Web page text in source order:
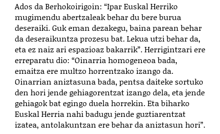
Ados da Berhokoirigoin: “Ipar Euskal Herriko
mugimendu abertzaleak behar du bere burua
deseraiki. Guk eman dezakegu, baina parean behar
da deseraikuntza prozesu bat. Lekua utzi behar da,
eta ez naiz ari espazioaz bakarrik”. Herrigintzari ere
erreparatu dio: “Oinarria homogeneoa bada,
emaitza ere multzo horrentzako izango da.
Oinarrian aniztasuna bada, pentsa daiteke sortuko
den hori jende gehiagorentzat izango dela, eta jende
gehiagok bat egingo duela horrekin. Eta biharko
Euskal Herria nahi badugu jende guztiarentzat
izatea, antolakuntzan ere behar da aniztasun hori”.